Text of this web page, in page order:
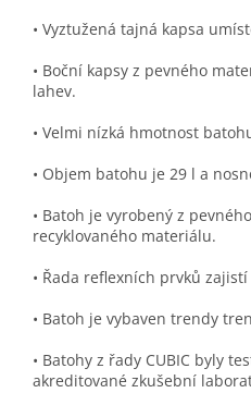
• Vyztužená tajná kapsa
• Boční kapsy z pevného
lahev.
• Velmi nízká hmotnost
• Objem batohu je 29 l a
• Batoh je vyrobený z
recyklovaného materiálu.
• Řada reflexních prvků
• Batoh je vybaven trendy
• Batohy z řady CUBIC byly
akreditované zkušební